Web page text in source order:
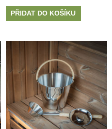
PŘIDAT DO KOŠÍKU